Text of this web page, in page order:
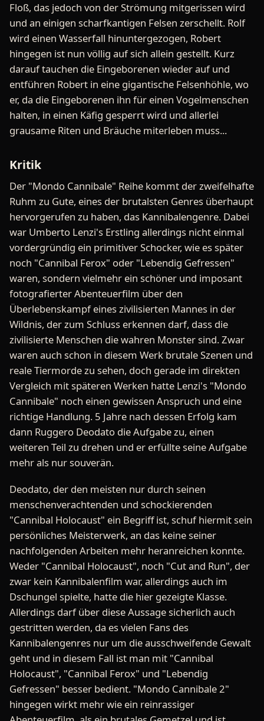
Floß, das jedoch von der Strömung mitgerissen wird
und an einigen scharfkantigen Felsen zerschellt. Rolf
wird einen Wasserfall hinuntergezogen, Robert
hingegen ist nun völlig auf sich allein gestellt. Kurz
darauf tauchen die Eingeborenen wieder auf und
entführen Robert in eine gigantische Felsenhöhle, wo
er, da die Eingeborenen ihn für einen Vogelmenschen
halten, in einen Käfig gesperrt wird und allerlei
grausame Riten und Bräuche miterleben muss...
Kritik
Der "Mondo Cannibale" Reihe kommt der zweifelhafte
Ruhm zu Gute, eines der brutalsten Genres überhaupt
hervorgerufen zu haben, das Kannibalengenre. Dabei
war Umberto Lenzi's Erstling allerdings nicht einmal
vordergründig ein primitiver Schocker, wie es später
noch "Cannibal Ferox" oder "Lebendig Gefressen"
waren, sondern vielmehr ein schöner und imposant
fotografierter Abenteuerfilm über den
Überlebenskampf eines zivilisierten Mannes in der
Wildnis, der zum Schluss erkennen darf, dass die
zivilisierte Menschen die wahren Monster sind. Zwar
waren auch schon in diesem Werk brutale Szenen und
reale Tiermorde zu sehen, doch gerade im direkten
Vergleich mit späteren Werken hatte Lenzi's "Mondo
Cannibale" noch einen gewissen Anspruch und eine
richtige Handlung. 5 Jahre nach dessen Erfolg kam
dann Ruggero Deodato die Aufgabe zu, einen
weiteren Teil zu drehen und er erfüllte seine Aufgabe
mehr als nur souverän.
Deodato, der den meisten nur durch seinen
menschenverachtenden und schockierenden
"Cannibal Holocaust" ein Begriff ist, schuf hiermit sein
persönliches Meisterwerk, an das keine seiner
nachfolgenden Arbeiten mehr heranreichen konnte.
Weder "Cannibal Holocaust", noch "Cut and Run", der
zwar kein Kannibalenfilm war, allerdings auch im
Dschungel spielte, hatte die hier gezeigte Klasse.
Allerdings darf über diese Aussage sicherlich auch
gestritten werden, da es vielen Fans des
Kannibalengenres nur um die ausschweifende Gewalt
geht und in diesem Fall ist man mit "Cannibal
Holocaust", "Cannibal Ferox" und "Lebendig
Gefressen" besser bedient. "Mondo Cannibale 2"
hingegen wirkt mehr wie ein reinrassiger